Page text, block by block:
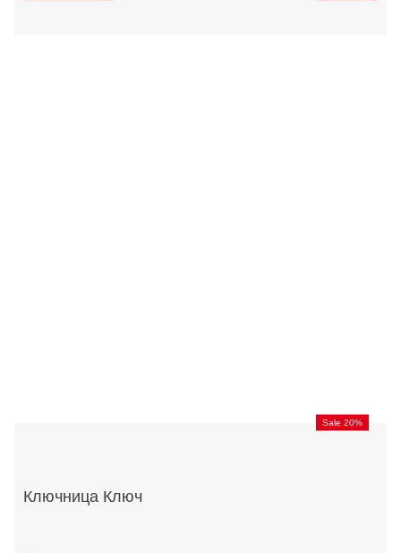
Sale 20%
Ключница Ключ